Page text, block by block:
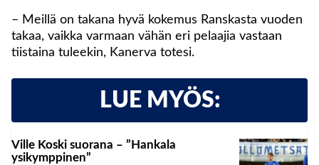
– Meillä on takana hyvä kokemus Ranskasta vuoden
takaa, vaikka varmaan vähän eri pelaajia vastaan
tiistaina tuleekin, Kanerva totesi.
LUE MYÖS:
Ville Koski suorana – ”Hankala
ysikymppinen”